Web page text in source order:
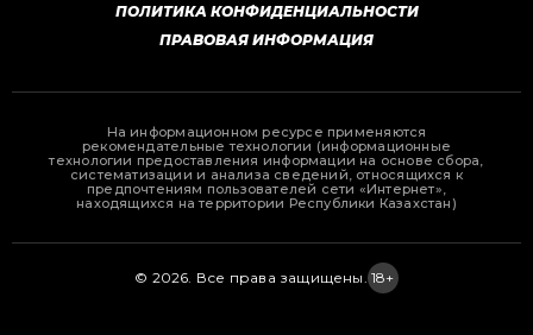
ПОЛИТИКА КОНФИДЕНЦИАЛЬНОСТИ
ПРАВОВАЯ ИНФОРМАЦИЯ
На информационном ресурсе применяются
рекомендательные технологии (информационные
технологии предоставления информации на основе сбора,
систематизации и анализа сведений, относящихся к
предпочтениям пользователей сети «Интернет»,
находящихся на территории Республики Казахстан)
© 2026. Все права защищены. 18+